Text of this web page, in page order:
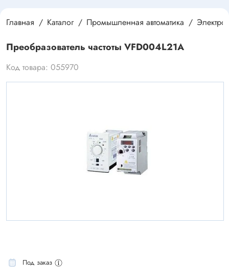
Главная Каталог Промышленная автоматика
Преобразователь частоты VFD004L21A
Код товара: 055970
Под заказ